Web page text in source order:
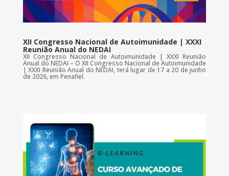
XII Congresso Nacional de Autoimunidade | XXXI
Reunião Anual do NEDAI
XII Congresso Nacional de Autoimunidade | XXXI Reunião
Anual do NEDAI – O XII Congresso Nacional de Autoimunidade
| XXXI Reunião Anual do NEDAI, terá lugar de 17 a 20 de junho
de 2026, em Penafiel.